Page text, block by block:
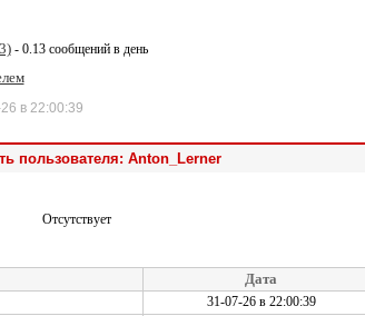
- 0.13 сообщений в день
в 22:00:39
пользователя: Anton_Lerner
Отсутствует
Дата
31-07-26 в 22:00:39